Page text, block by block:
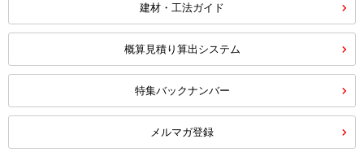
建材・工法ガイド
概算見積り算出システム
特集バックナンバー
メルマガ登録